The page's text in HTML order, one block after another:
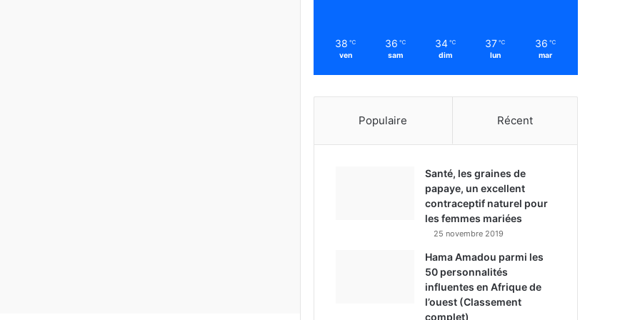
38 ℃
ven
36 ℃
sam
34 ℃
dim
37 ℃
lun
36 ℃
mar
Populaire Récent
Santé, les graines de
papaye, un excellent
contraceptif naturel pour
les femmes mariées
25 novembre 2019
Hama Amadou parmi les
50 personnalités
influentes en Afrique de
l’ouest (Classement
complet)